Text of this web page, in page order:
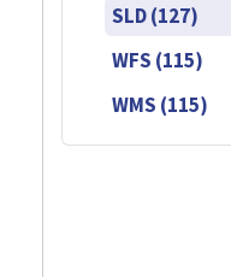
SLD (127)
WFS (115)
WMS (115)